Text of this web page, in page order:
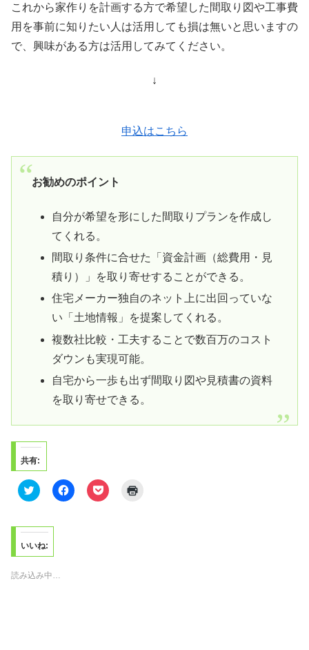
これから家作りを計画する方で希望した間取り図や工事費
用を事前に知りたい人は活用しても損は無いと思いますの
で、興味がある方は活用してみてください。
↓
申込はこちら
お勧めのポイント
自分が希望を形にした間取りプランを作成し
てくれる。
間取り条件に合せた「資金計画（総費用・見
積り）」を取り寄せすることができる。
住宅メーカー独自のネット上に出回っていな
い「土地情報」を提案してくれる。
複数社比較・工夫することで数百万のコスト
ダウンも実現可能。
自宅から一歩も出ず間取り図や見積書の資料
を取り寄せできる。
共有:
ク
リ
し
て
T
w
i
t
F
a
ク
リ
いいね:
読み込み中…